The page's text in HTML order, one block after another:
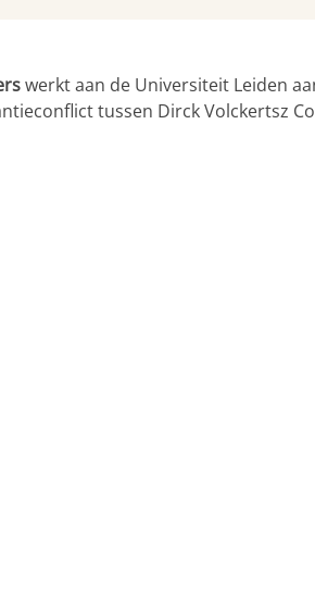
werkt aan de Universiteit Leiden
tussen Dirck Volckertsz